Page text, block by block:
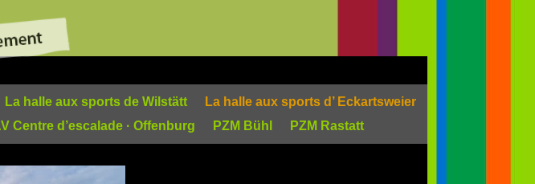
La halle aux sports de Wilstätt
La halle aux sports d’ Eckartsweier
Centre d’escalade · Offenburg PZM Bühl PZM Rastatt